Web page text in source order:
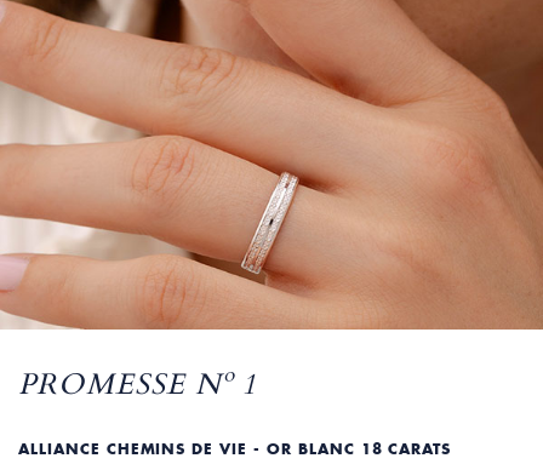
PROMESSE Nº 1
ALLIANCE CHEMINS DE VIE - OR BLANC 18 CARATS